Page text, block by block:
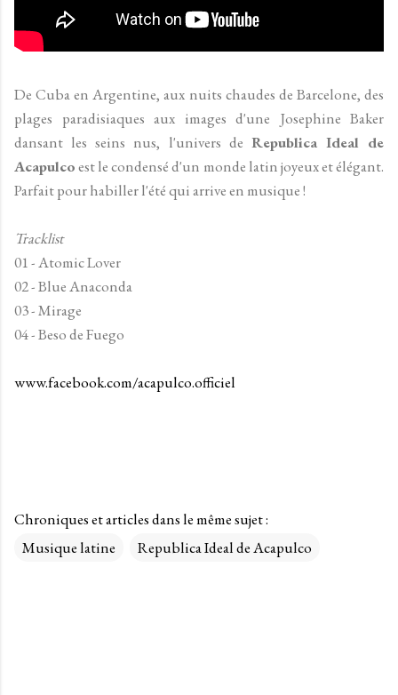
De Cuba en Argentine, aux nuits chaudes de Barcelone, des
plages paradisiaques aux images d'une Josephine Baker
dansant les seins nus, l'univers de Republica Ideal de
Acapulcoest le condensé d'un monde latin joyeux et élégant.
Parfait pour habiller l'été qui arrive en musique !
Tracklist
01 - Atomic Lover
02 - Blue Anaconda
03 - Mirage
04 - Beso de Fuego
www.facebook.com/acapulco.officiel
Chroniques et articles dans le même sujet :
Musique latine
Republica Ideal de Acapulco